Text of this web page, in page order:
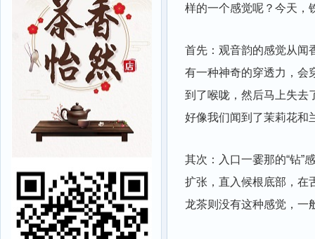
样的一个感觉呢？今天，
首先：观音韵的感觉从闻
有一种神奇的穿透力，会
到了喉咙，然后马上失去
好像我们闻到了茉莉花和
其次：入口一霎那的“钻”
扩张，直入候根底部，在
龙茶则没有这种感觉，一